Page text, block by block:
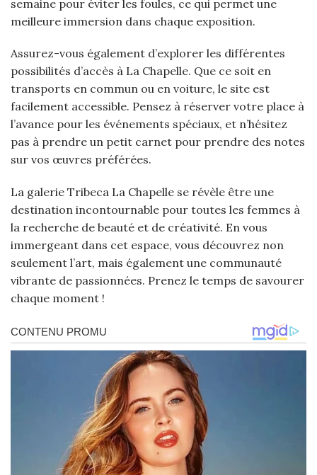
semaine pour éviter les foules, ce qui permet une
meilleure immersion dans chaque exposition.
Assurez-vous également d’explorer les différentes
possibilités d’accès à La Chapelle. Que ce soit en
transports en commun ou en voiture, le site est
facilement accessible. Pensez à réserver votre place à
l’avance pour les événements spéciaux, et n’hésitez
pas à prendre un petit carnet pour prendre des notes
sur vos œuvres préférées.
La galerie Tribeca La Chapelle se révèle être une
destination incontournable pour toutes les femmes à
la recherche de beauté et de créativité. En vous
immergeant dans cet espace, vous découvrez non
seulement l’art, mais également une communauté
vibrante de passionnées. Prenez le temps de savourer
chaque moment !